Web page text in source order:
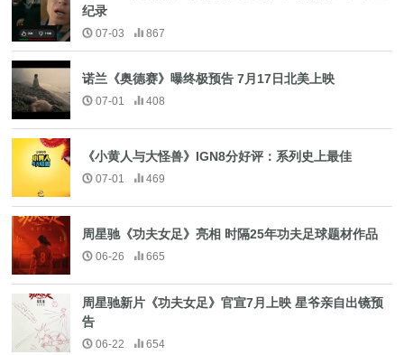
纪录
07-03 867
诺兰《奥德赛》曝终极预告 7月17日北美上映
07-01 408
《小黄人与大怪兽》IGN8分好评：系列史上最佳
07-01 469
周星驰《功夫女足》亮相 时隔25年功夫足球题材作品
06-26 665
周星驰新片《功夫女足》官宣7月上映 星爷亲自出镜预
告
06-22 654